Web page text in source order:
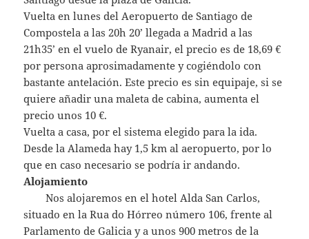
Vuelta en lunes del Aeropuerto de Santiago de
Compostela a las 20h 20’ llegada a Madrid a las
21h35’ en el vuelo de Ryanair, el precio es de 18,69 €
por persona aprosimadamente y cogiéndolo con
bastante antelación. Este precio es sin equipaje, si se
quiere añadir una maleta de cabina, aumenta el
precio unos 10 €.
Vuelta a casa, por el sistema elegido para la ida.
Desde la Alameda hay 1,5 km al aeropuerto, por lo
que en caso necesario se podría ir andando.
Alojamiento
Nos alojaremos en el hotel Alda San Carlos,
situado en la Rua do Hórreo número 106, frente al
Parlamento de Galicia y a unos 900 metros de la